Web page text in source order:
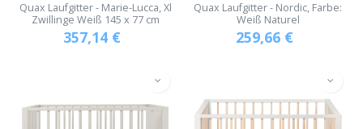
Quax Laufgitter - Marie-Lucca, Xl
Zwillinge Weiß 145 x 77 cm
357,14 €
Quax Laufgitter - Nordic, Farbe:
Weiß Naturel
259,66 €